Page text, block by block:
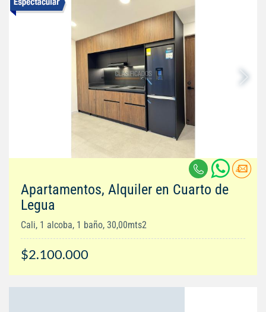
Apartamentos, Alquiler en Cuarto de
Legua
Cali, 1 alcoba, 1 baño, 30,00mts2
$2.100.000